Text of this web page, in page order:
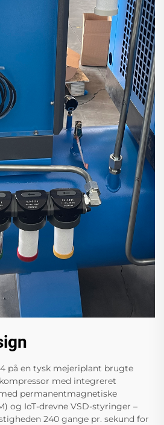
på en tysk mejeriplant brugte
med integreret
permanentmagnetiske
og IoT-drevne VSD-styringer –
240 gange pr. sekund for